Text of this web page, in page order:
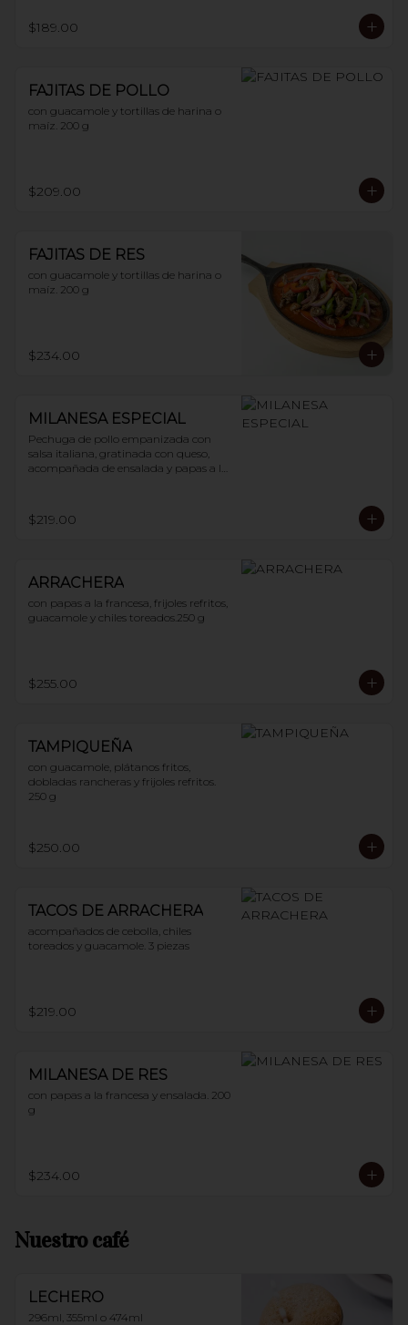
$189.00
FAJITAS DE POLLO
con guacamole y tortillas de harina o
maíz. 200 g
$209.00
FAJITAS DE RES
con guacamole y tortillas de harina o
maíz. 200 g
$234.00
MILANESA ESPECIAL
Pechuga de pollo empanizada con
salsa italiana, gratinada con queso,
acompañada de ensalada y papas a la
$219.00
ARRACHERA
con papas a la francesa, frijoles refritos,
guacamole y chiles toreados.250 g
$255.00
TAMPIQUEÑA
con guacamole, plátanos fritos,
dobladas rancheras y frijoles refritos.
250 g
$250.00
TACOS DE ARRACHERA
acompañados de cebolla, chiles
toreados y guacamole. 3 piezas
$219.00
MILANESA DE RES
con papas a la francesa y ensalada. 200
g
$234.00
Nuestro café
LECHERO
296ml, 355ml o 474ml